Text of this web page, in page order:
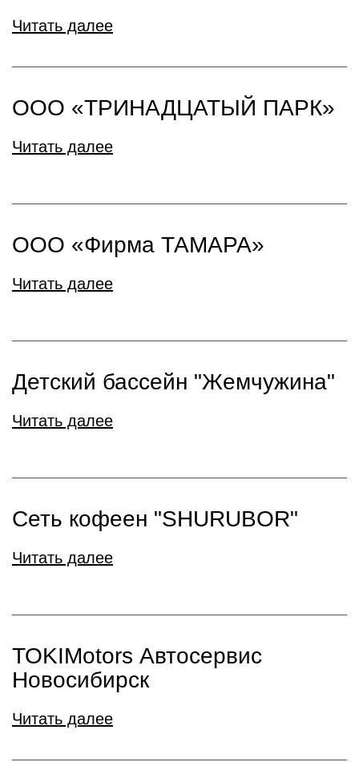
Читать далее
ООО «ТРИНАДЦАТЫЙ ПАРК»
Читать далее
ООО «Фирма ТАМАРА»
Читать далее
Детский бассейн "Жемчужина"
Читать далее
Сеть кофеен "SHURUBOR"
Читать далее
TOKIMotors Автосервис
Новосибирск
Читать далее